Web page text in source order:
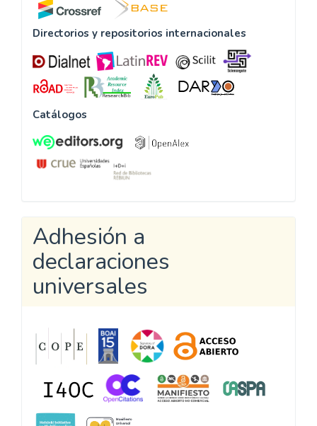
Directorios y repositorios internacionales
Catálogos
Adhesión a
declaraciones
universales